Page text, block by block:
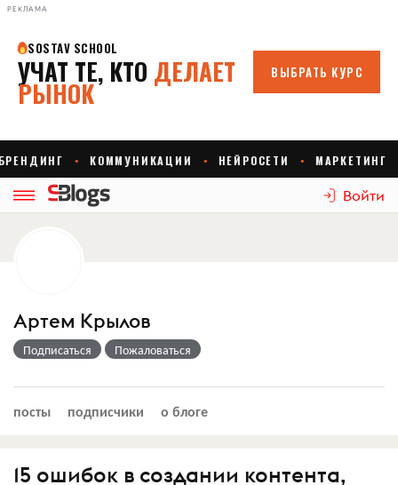
РЕКЛАМА
Войти
Артем Крылов
Подписаться Пожаловаться
посты подписчики о блоге
15 ошибок в создании контента,